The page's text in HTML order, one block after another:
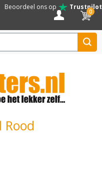
Beoordeel ons op Trustpilot
0
Rood